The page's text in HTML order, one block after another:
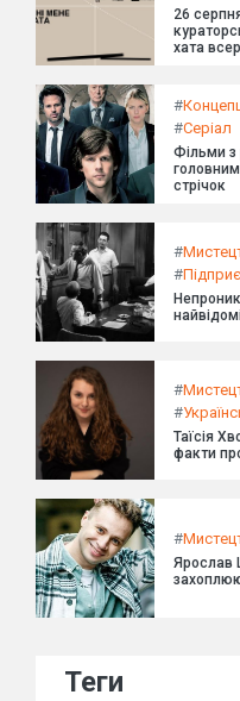
26
хата
#
#Серіал
Фільми з
стрічок
#
#
#
#
Таїсія
факти
#
Ярослав
Теги